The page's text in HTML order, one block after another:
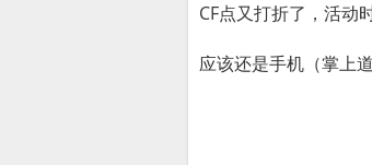
CF点又打折了，活动
应该还是手机（掌上